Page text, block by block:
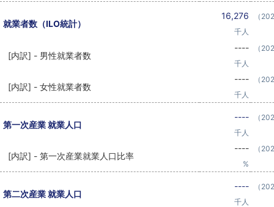
就業者数（ILO統計）
16,276
千人
（
[内訳] - 男性就業者数
----
千人
（
[内訳] - 女性就業者数
----
千人
（
第一次産業 就業人口
----
千人
（
[内訳] - 第一次産業就業人口比率
----
%
（
第二次産業 就業人口
----
千人
（